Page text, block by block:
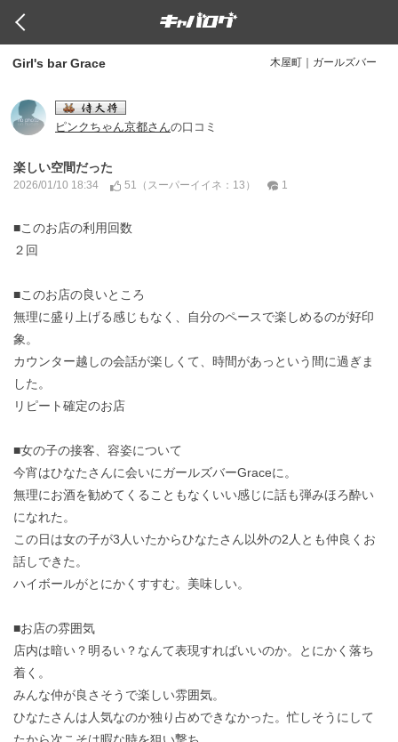
Girl's bar Grace 木屋町｜ガールズバー
ピンクちゃん京都さんの口コミ
楽しい空間だった
2026/01/10 18:34 51（ スーパーイイネ ：13） 1
■このお店の利用回数
２回
■このお店の良いところ
無理に盛り上げる感じもなく、自分のペースで楽しめるのが好印
象。
カウンター越しの会話が楽しくて、時間があっという間に過ぎま
した。
リピート確定のお店
■女の子の接客、容姿について
今宵はひなたさんに会いにガールズバーGraceに。
無理にお酒を勧めてくることもなくいい感じに話も弾みほろ酔い
になれた。
この日は女の子が3人いたからひなたさん以外の2人とも仲良くお
話しできた。
ハイボールがとにかくすすむ。美味しい。
■お店の雰囲気
店内は暗い？明るい？なんて表現すればいいのか。とにかく落ち
着く。
みんな仲が良さそうで楽しい雰囲気。
ひなたさんは人気なのか独り占めできなかった。忙しそうにして
たから次こそは暇な時を狙い撃ち。